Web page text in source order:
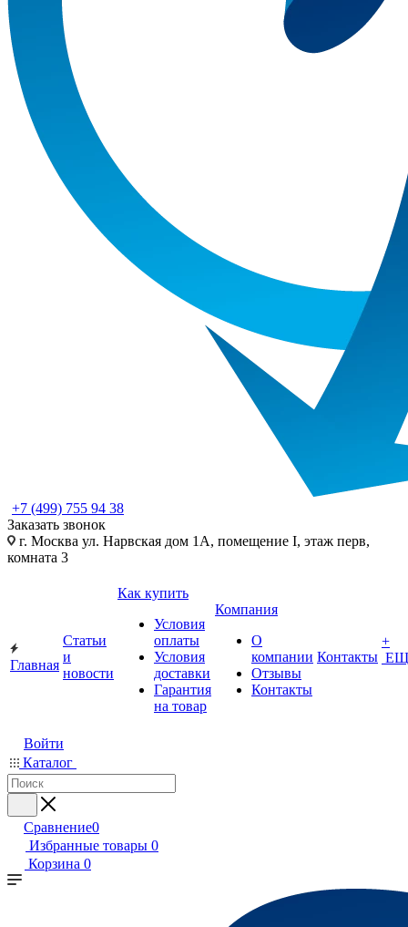
+7 (499) 755 94 38
Заказать звонок
г. Москва ул. Нарвская дом 1А, помещение I, этаж перв,
комната 3
Главная
Статьи
и
новости
Как купить
Условия
оплаты
Условия
доставки
Гарантия
на товар
Компания
О
компании
Отзывы
Контакты
Контакты
+
Войти
Каталог
Сравнение0
Избранные товары 0
Корзина 0